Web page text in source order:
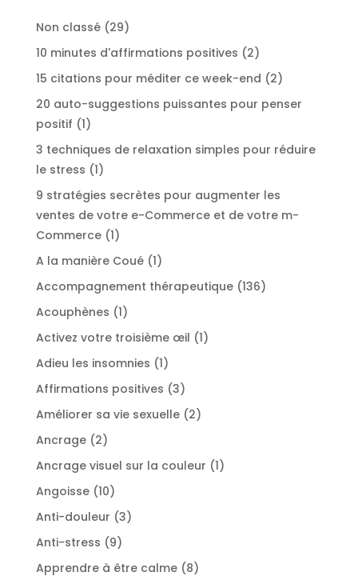
Non classé 2929
produits
10 minutes d'affirmations positives 22
produits
15 citations pour méditer ce week-end 22
20 auto-suggestions puissantes pour penser
positif 11
produit
3 techniques de relaxation simples pour réduire
le stress 11
produit
9 stratégies secrètes pour augmenter les
ventes de votre e-Commerce et de votre m-
Commerce 11
produit
A la manière Coué 11
produit
Accompagnement thérapeutique 136136
Acouphènes 11
produit
Activez votre troisième œil 11
Adieu les insomnies 11
produit
Affirmations positives 33
produits
Améliorer sa vie sexuelle 22
Ancrage 22
produits
Ancrage visuel sur la couleur 11
Angoisse 1010
produits
Anti-douleur 33
Anti-stress 99
produits
Apprendre à être calme 88